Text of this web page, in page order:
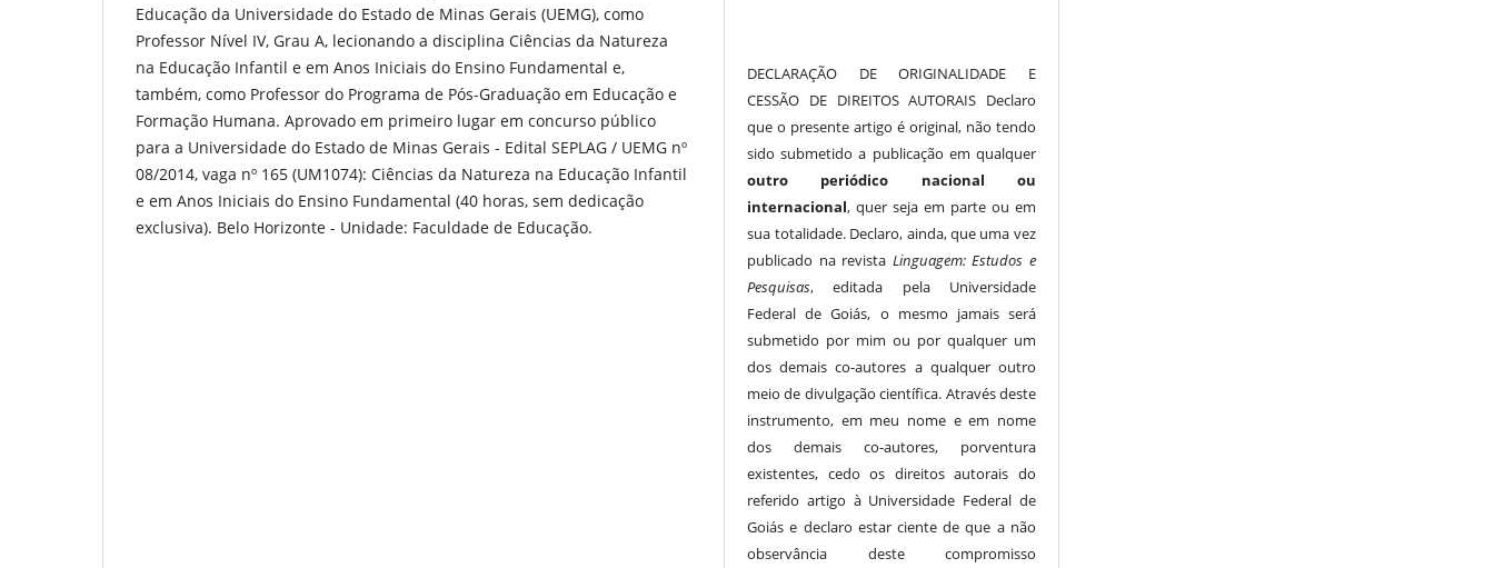
Educação da Universidade do Estado de Minas Gerais (UEMG), como
Professor Nível IV, Grau A, lecionando a disciplina Ciências da Natureza
na Educação Infantil e em Anos Iniciais do Ensino Fundamental e,
também, como Professor do Programa de Pós-Graduação em Educação e
Formação Humana. Aprovado em primeiro lugar em concurso público
para a Universidade do Estado de Minas Gerais - Edital SEPLAG / UEMG nº
08/2014, vaga nº 165 (UM1074): Ciências da Natureza na Educação Infantil
e em Anos Iniciais do Ensino Fundamental (40 horas, sem dedicação
exclusiva). Belo Horizonte - Unidade: Faculdade de Educação.
DECLARAÇÃO DE ORIGINALIDADE E
CESSÃO DE DIREITOS AUTORAIS Declaro
que o presente artigo é original, não tendo
sido submetido a publicação em qualquer
outro periódico nacional ou
internacional, quer seja em parte ou em
sua totalidade. Declaro, ainda, que uma vez
publicado na revista Linguagem: Estudos e
Pesquisas, editada pela Universidade
Federal de Goiás, o mesmo jamais será
submetido por mim ou por qualquer um
dos demais co-autores a qualquer outro
meio de divulgação científica. Através deste
instrumento, em meu nome e em nome
dos demais co-autores, porventura
existentes, cedo os direitos autorais do
referido artigo à Universidade Federal de
Goiás e declaro estar ciente de que a não
observância deste compromisso